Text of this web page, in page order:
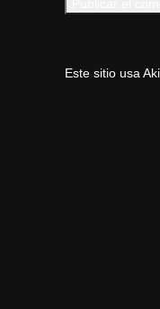
Este sitio usa